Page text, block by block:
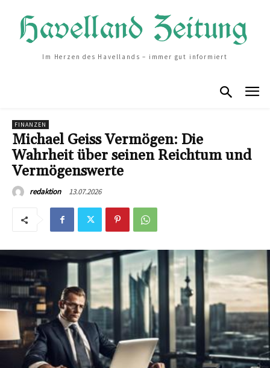
Im Herzen des Havellands – immer gut informiert
FINANZEN
Michael Geiss Vermögen: Die
Wahrheit über seinen Reichtum und
Vermögenswerte
redaktion 13.07.2026